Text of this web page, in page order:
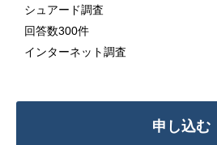
シュアード調査
回答数300件
インターネット調査
申し込む